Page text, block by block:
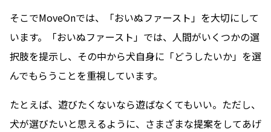
そこでMoveOnでは、「おいぬファースト」を大切にして
います。「おいぬファースト」では、人間がいくつかの選
択肢を提示し、その中から犬自身に「どうしたいか」を選
んでもらうことを重視しています。
たとえば、遊びたくないなら遊ばなくてもいい。ただし、
犬が選びたいと思えるように、さまざまな提案をしてあげ